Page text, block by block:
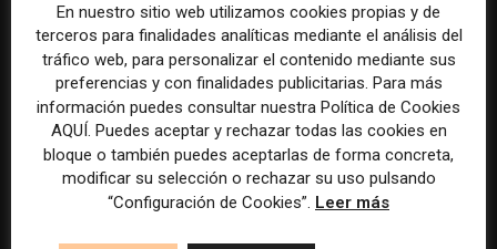
Cardenal Herrera presenta
un informe con pautas para
informar sobre el suicidio
avance de los
multimillonarios sobre los
medios y las plataformas
En nuestro sitio web utilizamos cookies propias y de
terceros para finalidades analíticas mediante el análisis del
tráfico web, para personalizar el contenido mediante sus
preferencias y con finalidades publicitarias. Para más
información puedes consultar nuestra Política de Cookies
AQUÍ. Puedes aceptar y rechazar todas las cookies en
bloque o también puedes aceptarlas de forma concreta,
modificar su selección o rechazar su uso pulsando
“Configuración de Cookies”. Leer más